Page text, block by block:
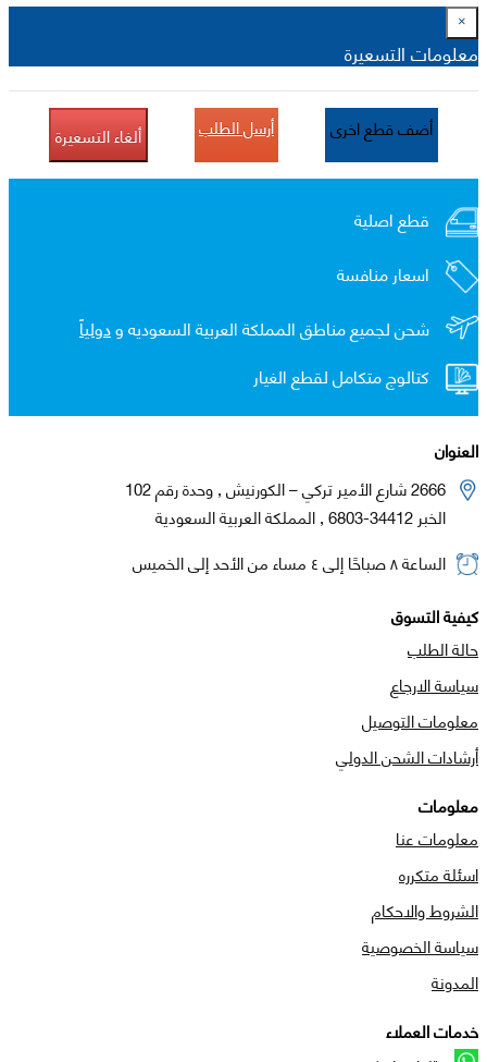
×
معلومات التسعيرة
أضف قطع اخرى أرسل الطلب ألغاء التسعيرة
قطع اصلية
اسعار منافسة
شحن لجميع مناطق المملكة العربية السعوديه ودولياً
كتالوج متكامل لقطع الغيار
العنوان
2666 شارع الأمير تركي – الكورنيش , وحدة رقم 102
الخبر 34412-6803 , المملكة العربية السعودية
الساعة ٨ صباحًا إلى ٤ مساء من الأحد إلى الخميس
كيفية التسوق
حالة الطلب
سياسة الارجاع
معلومات التوصيل
أرشادات الشحن الدولي
معلومات
معلومات عنا
اسئلة متكرره
الشروط والاحكام
سياسة الخصوصية
المدونة
خدمات العملاء